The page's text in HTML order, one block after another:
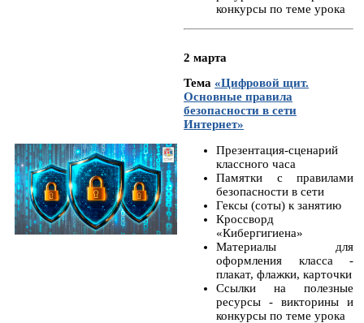
конкурсы по теме урока
2 марта
Тема «Цифровой щит.
Основные правила
безопасности в сети
Интернет»
Презентация-сценарий
классного часа
Памятки с правилами
безопасности в сети
Гексы (соты) к занятию
Кроссворд
«Кибергигиена»
Материалы для
оформления класса -
плакат, флажки, карточки
Ссылки на полезные
ресурсы - викторины и
конкурсы по теме урока